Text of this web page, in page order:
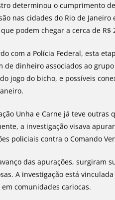
determinou o cumprimento
nas cidades do Rio de
podem chegar a cerca de R$
com a Polícia Federal, esta
de dinheiro associados ao
jogo do bicho, e possíveis
Unha e Carne já teve outras
a investigação visava
policiais contra o Comando
das apurações, surgiram
A investigação está
comunidades cariocas.